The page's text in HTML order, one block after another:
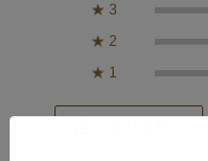
★ 3
★ 2
★ 1